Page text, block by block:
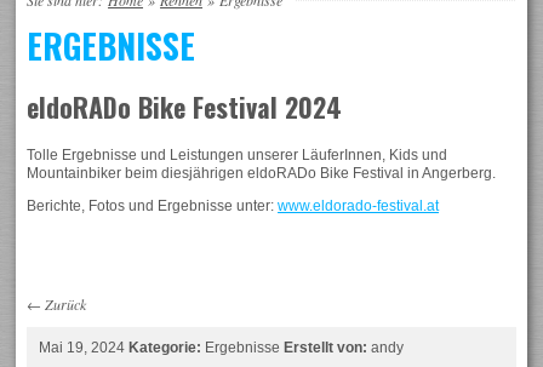
ERGEBNISSE
eldoRADo Bike Festival 2024
Tolle Ergebnisse und Leistungen unserer LäuferInnen, Kids und
Mountainbiker beim diesjährigen eldoRADo Bike Festival in Angerberg.
Berichte, Fotos und Ergebnisse unter:www.eldorado-festival.at
← Zurück
Mai 19, 2024Kategorie: ErgebnisseErstellt von: andy